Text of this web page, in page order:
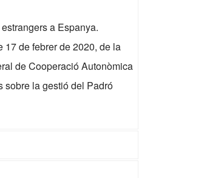
a Espanya.
de febrer de 2020, de la
de Cooperació Autonòmica
sobre la gestió del Padró